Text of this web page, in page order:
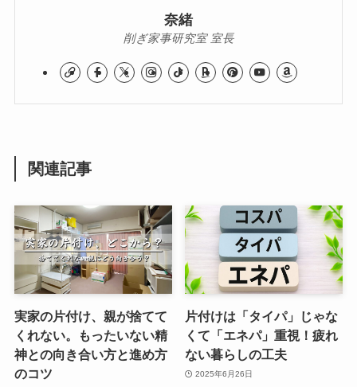
奈緒
削ぎ家事研究室 室長
関連記事
実家の片付け、親が捨てて
くれない。もったいない精
神との向き合い方と進め方
のコツ
片付けは「タイパ」じゃな
くて「エネパ」重視！疲れ
ない暮らしの工夫
2025年6月26日